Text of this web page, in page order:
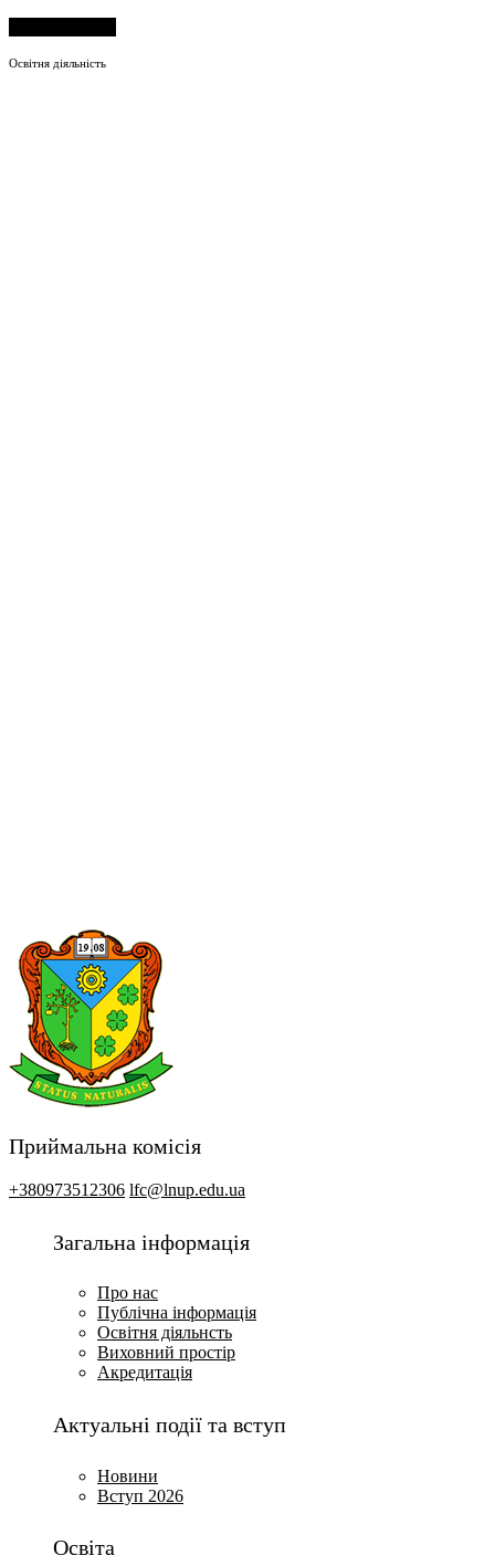
Освітня діяльність
Приймальна комісія
+380973512306 lfc@lnup.edu.ua
Загальна інформація
Про нас
Публічна інформація
Освітня діяльнсть
Виховний простір
Акредитація
Актуальні події та вступ
Новини
Вступ 2026
Освіта